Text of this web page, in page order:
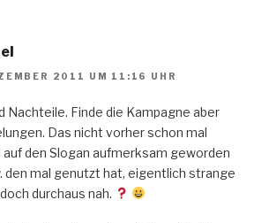
2011 UM 11:16 UHR
Nachteile. Finde die Kampagne aber
Das nicht vorher schon mal
auf den Slogan aufmerksam geworden
den mal genutzt hat, eigentlich strange
durchaus nah.